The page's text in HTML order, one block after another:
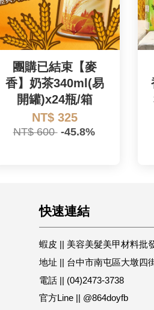
團購已結束【麥
香】奶茶340ml(易
開罐)x24瓶/箱
NT$ 325
NT$ 600 -45.8%
快速連結
蝦皮 || 美容美髮美甲材料批
地址 || 台中市南屯區大墩四
電話 || (04)2473-3738
官方Line || @864doyfb